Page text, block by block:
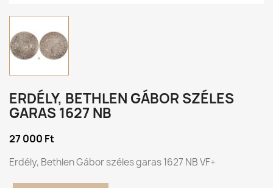
ERDÉLY, BETHLEN GÁBOR SZÉLES
GARAS 1627 NB
27 000 Ft
Erdély, Bethlen Gábor széles garas 1627 NB VF+